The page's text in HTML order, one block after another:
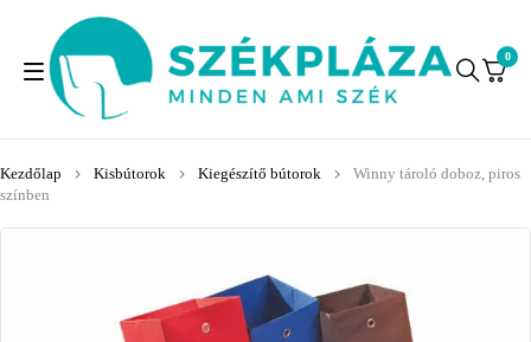
0
Kezdőlap Kisbútorok Kiegészítő bútorok
Winny tároló doboz, piros
színben